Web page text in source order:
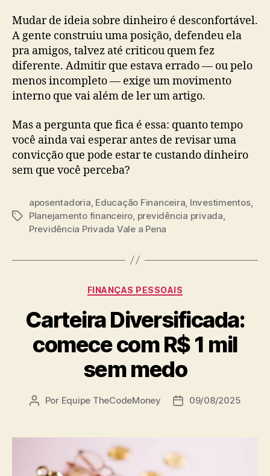
Mudar de ideia sobre dinheiro é desconfortável.
A gente construiu uma posição, defendeu ela
pra amigos, talvez até criticou quem fez
diferente. Admitir que estava errado — ou pelo
menos incompleto — exige um movimento
interno que vai além de ler um artigo.
Mas a pergunta que fica é essa: quanto tempo
você ainda vai esperar antes de revisar uma
convicção que pode estar te custando dinheiro
sem que você perceba?
Tags
aposentadoria Educação Financeira Investimentos,
Planejamento financeiro previdência privada
Previdência Privada Vale a Pena
Categorias
FINANÇAS PESSOAIS
Carteira Diversificada:
comece com R$ 1 mil
sem medo
Autor
Por Equipe TheCodeMoney
Data09/08/2025